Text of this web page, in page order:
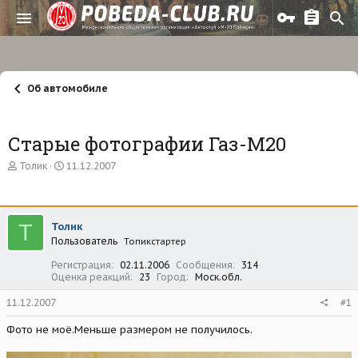
Об автомобиле
Старые фотографии Газ-М20
А
о
р
т
е
Толик
Д
а
а
ч
л
а
11.12.2007
Т Толик
Пользователь Топикстартер
Регистрация 02.11.2006 Сообщения
314
Оценка реакций
23 Город Моск.обл.
11.12.2007 #1
Фото не моё.Меньше размером не получилось.